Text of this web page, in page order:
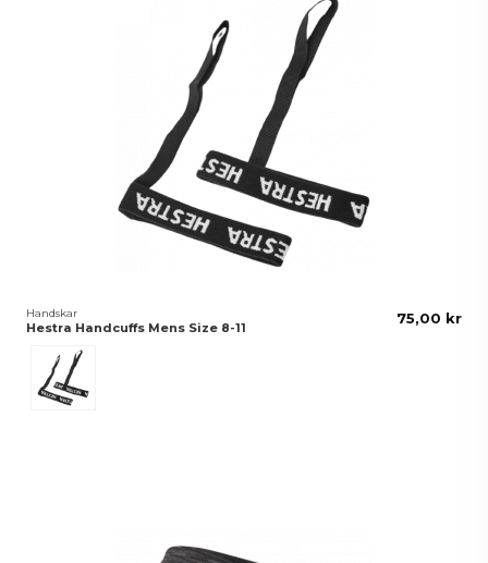
Handskar
Hestra Handcuffs Mens Size 8-11
Svart
75,00 kr